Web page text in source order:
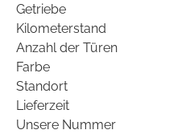
Getriebe
Kilometerstand
Anzahl der Türen
Farbe
Standort
Lieferzeit
Unsere Nummer